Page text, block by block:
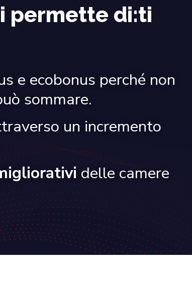
permette di:ti
e ecobonus perché non
sommare.
un incremento
delle camere